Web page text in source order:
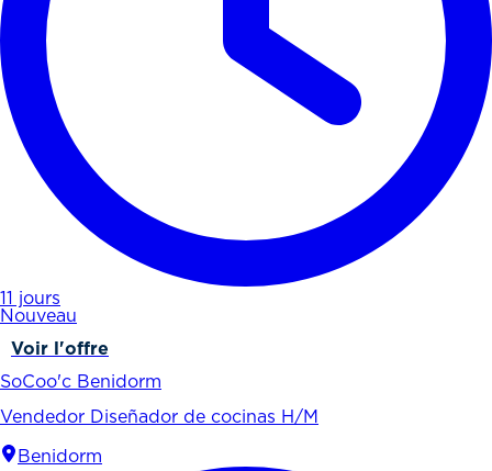
11 jours
Nouveau
Voir l'offre
SoCoo'c Benidorm
Vendedor Diseñador de cocinas H/M
Benidorm